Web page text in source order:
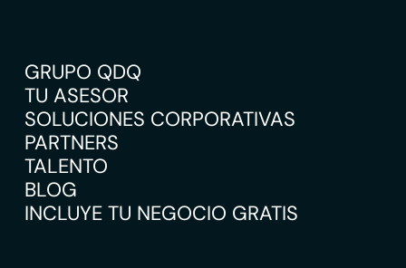
GRUPO QDQ
TU ASESOR
SOLUCIONES CORPORATIVAS
PARTNERS
TALENTO
BLOG
INCLUYE TU NEGOCIO GRATIS